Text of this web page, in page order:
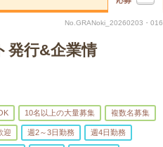
No.GRANoki_20260203・016
発行&企業情
10名以上の大量募集 複数名募集
迎 週2～3日勤務 週4日勤務